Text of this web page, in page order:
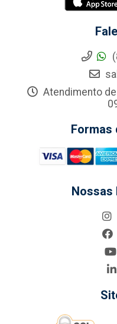
Atendimento
Formas
Nossas